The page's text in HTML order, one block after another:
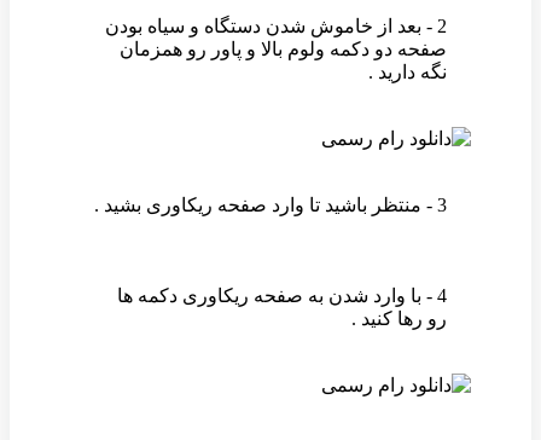
2 - بعد از خاموش شدن دستگاه و سیاه بودن
صفحه دو دکمه ولوم بالا و پاور رو همزمان
نگه دارید .
3 - منتظر باشید تا وارد صفحه ریکاوری بشید .
4 - با وارد شدن به صفحه ریکاوری دکمه ها
رو رها کنید .